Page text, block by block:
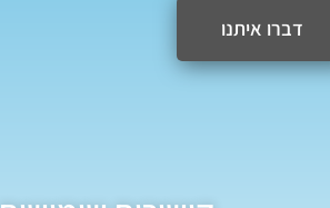
דברו איתנו